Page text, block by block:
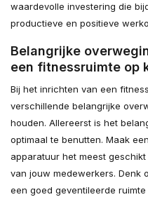
waardevolle investering die
productieve en positieve
Belangrijke
een fitnessruimte op
Bij het inrichten van een
verschillende belangrijke
houden. Allereerst is het
optimaal te benutten. Maak
apparatuur het meest
van jouw medewerkers. Denk
een goed geventileerde